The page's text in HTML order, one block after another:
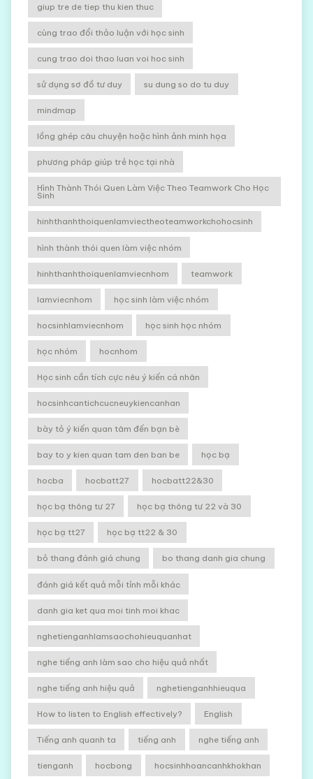
giup tre de tiep thu kien thuc
cùng trao đổi thảo luận với học sinh
cung trao doi thao luan voi hoc sinh
sử dụng sơ đồ tư duy su dung so do tu duy
mindmap
lồng ghép câu chuyện hoặc hình ảnh minh họa
phương pháp giúp trẻ học tại nhà
Hình Thành Thói Quen Làm Việc Theo Teamwork Cho Học
Sinh
hinhthanhthoiquenlamviectheoteamworkchohocsinh
hình thành thói quen làm việc nhóm
hinhthanhthoiquenlamviecnhom teamwork
lamviecnhom học sinh làm việc nhóm
hocsinhlamviecnhom học sinh học nhóm
học nhóm hocnhom
Học sinh cần tích cực nêu ý kiến cá nhân
hocsinhcantichcucneuykiencanhan
bày tỏ ý kiến quan tâm đến bạn bè
bay to y kien quan tam den ban be học bạ
hocba hocbatt27 hocbatt22&30
học bạ thông tư 27 học bạ thông tư 22 và 30
học bạ tt27 học bạ tt22 & 30
bỏ thang đánh giá chung bo thang danh gia chung
đánh giá kết quả mỗi tỉnh mỗi khác
danh gia ket qua moi tinh moi khac
nghetienganhlamsaochohieuquanhat
nghe tiếng anh làm sao cho hiệu quả nhất
nghe tiếng anh hiệu quả nghetienganhhieuqua
How to listen to English effectively? English
Tiếng anh quanh ta tiếng anh nghe tiếng anh
tienganh hocbong hocsinhhoancanhkhokhan